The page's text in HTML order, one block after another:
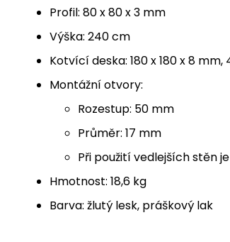
Profil: 80 x 80 x 3 mm
Výška: 240 cm
Kotvící deska: 180 x 180 x 8
Montážní otvory:
Rozestup: 50 mm
Průměr: 17 mm
Při použití vedlejších stěn
Hmotnost: 18,6 kg
Barva: žlutý lesk, práškový lak